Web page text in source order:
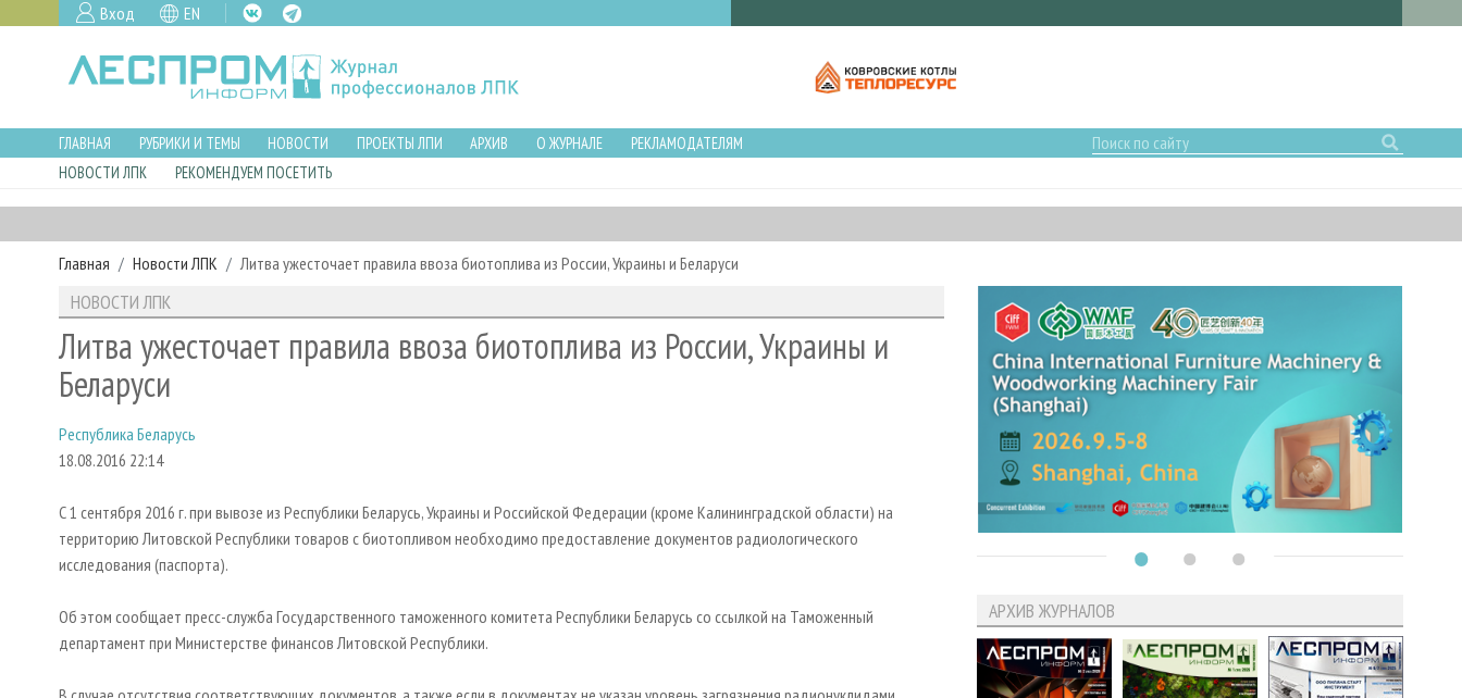
Вход EN
ГЛАВНАЯ РУБРИКИ И ТЕМЫ НОВОСТИ ПРОЕКТЫ ЛПИ АРХИВ О ЖУРНАЛЕ
РЕКЛАМОДАТЕЛЯМ
НОВОСТИ ЛПК
РЕКОМЕНДУЕМ ПОСЕТИТЬ
Главная Новости ЛПК Литва ужесточает правила ввоза биотоплива из России, Украины и Беларуси
НОВОСТИ ЛПК
Литва ужесточает правила ввоза биотоплива из России, Украины и
Беларуси
Республика Беларусь
18.08.2016 22:14
С 1 сентября 2016 г. при вывозе из Республики Беларусь, Украины и Российской Федерации (кроме Калининградской области) на
территорию Литовской Республики товаров с биотопливом необходимо предоставление документов радиологического
исследования (паспорта).
Об этом сообщает пресс-служба Государственного таможенного комитета Республики Беларусь со ссылкой на Таможенный
департамент при Министерстве финансов Литовской Республики.
АРХИВ ЖУРНАЛОВ